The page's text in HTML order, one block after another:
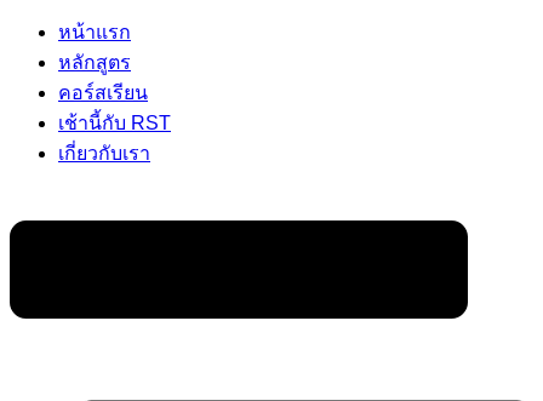
หน้าแรก
หลักสูตร
คอร์สเรียน
เช้านี้กับ RST
เกี่ยวกับเรา